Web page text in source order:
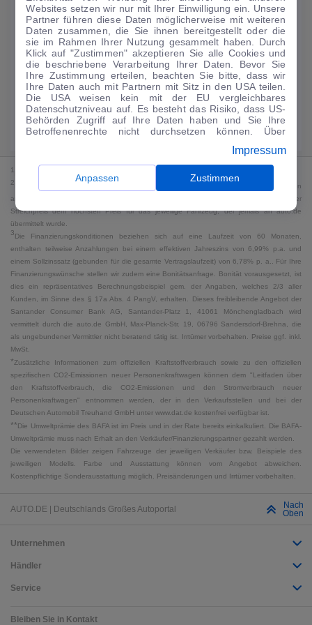
141€/mtl.
Guter Preis4
0 € Anzahlung ·48 Monate ·Finanzierungs-Details
Angebot anfragen Rate anpassen
Kraftstoffverbrauch komb. 8,4 l/100 km · CO₂-Emissionen komb. 195 g/km
· CO₂-Klasse G · WLTP*
1
2 Bei dem Streichpreis handelt es sich für Neufahrzeuge und junge Gebrauchte um den
an auto.de übermittelten Listenpreis. Für alle anderen Fahrzeuge entspricht der
Streichpreis dem höchsten Preis für das jeweilige Fahrzeug, der jemals an auto.de
übermittelt wurde.
3Die Finanzierungskonditionen beziehen sich auf eine Laufzeit von 60 Monaten,
enthalten teilweise Anzahlungen bei einem effektiven Jahreszins von 6,99% p.a. und
einem Sollzinssatz (gebunden für die gesamte Vertragslaufzeit) von 6,78% p. a.. Für Ihre
Finanzierungswünsche stellen wir zudem eine Bonitätsanfrage. Bonität vorausgesetzt, ist
dies ein repräsentatives Berechnungsbeispiel gem. der Angaben, welches 2/3 aller
Kunden, im Sinne des § 17a Abs. 4 PangV, erhalten. Dieses freibleibende Angebot der
Santander Consumer Bank AG, Santander-Platz 1, 41061 Mönchengladbach wird
vermittelt durch die auto.de GmbH, Max-Planck-Str. 19, 06796 Sandersdorf-Brehna, die
als ungebundener Vermittler nicht beratend tätig ist. Irrtümer vorbehalten. Preise ggf. inkl.
MwSt.
*Zusätzliche Informationen zum offiziellen Kraftstoffverbrauch sowie zu den offiziellen
spezifischen CO2-Emissionen neuer Personenkraftwagen können dem "Leitfaden über
den Kraftstoffverbrauch, die CO2-Emissionen und den Stromverbrauch neuer
Personenkraftwagen" entnommen werden, der in den Verkaufsstellen und bei der
Deutschen Automobil Treuhand GmbH unter www.dat.de kostenfrei verfügbar ist.
**Die Umweltprämie des BAFA ist im Preis und in der Rate bereits einkalkuliert. Die BAFA-
Umweltprämie muss nach Erhalt an den Verkäufer/Finanzierungspartner gezahlt werden.
Die verwendeten Bilder zeigen Fahrzeuge der jeweiligen Verkäufer bzw. Beispiele des
jeweiligen Modells. Farbe und Ausstattung können vom Angebot abweichen.
Kostenpflichtige Sonderausstattung möglich. Preisänderungen und Irrtümer vorbehalten.
AUTO.DE | Deutschlands Großes Autoportal
Nach
Oben
Unternehmen
Händler
Service
Bleiben Sie in Kontakt
Websites setzen wir nur mit Ihrer Einwilligung ein. Unsere
Partner führen diese Daten möglicherweise mit weiteren
Daten zusammen, die Sie ihnen bereitgestellt oder die
sie im Rahmen Ihrer Nutzung gesammelt haben. Durch
Klick auf "Zustimmen" akzeptieren Sie alle Cookies und
die beschriebene Verarbeitung Ihrer Daten. Bevor Sie
Ihre Zustimmung erteilen, beachten Sie bitte, dass wir
Ihre Daten auch mit Partnern mit Sitz in den USA teilen.
Die USA weisen kein mit der EU vergleichbares
Datenschutzniveau auf. Es besteht das Risiko, dass US-
Behörden Zugriff auf Ihre Daten haben und Sie Ihre
Betroffenenrechte nicht durchsetzen können. Über
anpassen. Dies ist auch später jederzeit im Bereich
Cookie-Richtliniemöglich. Weitere Informationen finden
Sie in unsererDatenschutzerklärung .
Impressum
Anpassen Zustimmen